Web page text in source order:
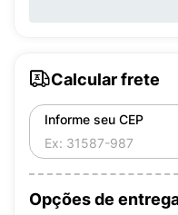
Calcular frete
Informe seu CEP
Opções de